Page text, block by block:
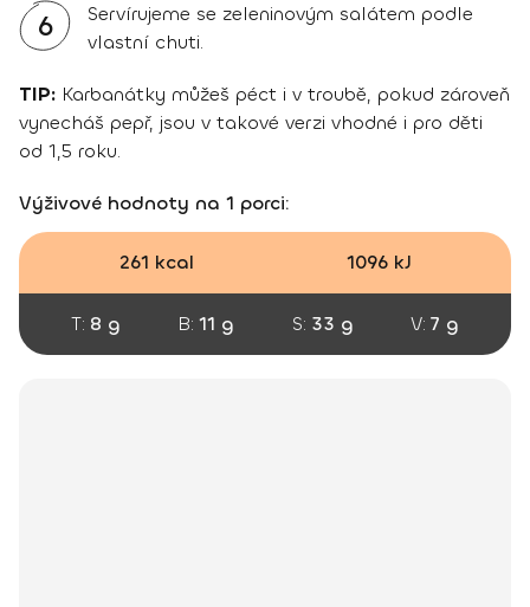
6
Servírujeme se zeleninovým salátem podle
vlastní chuti.
TIP: Karbanátky můžeš péct i v troubě, pokud zároveň
vynecháš pepř, jsou v takové verzi vhodné i pro děti
od 1,5 roku.
Výživové hodnoty na 1 porci:
261 kcal 1096 kJ
T: 8 g B: 11 g S: 33 g V: 7 g